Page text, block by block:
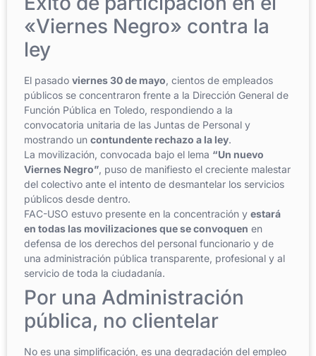
«Viernes Negro» contra la
ley
El pasado viernes 30 de mayo, cientos de empleados
públicos se concentraron frente a la Dirección General de
Función Pública en Toledo, respondiendo a la
convocatoria unitaria de las Juntas de Personal y
mostrando un contundente rechazo a la ley.
La movilización, convocada bajo el lema “Un nuevo
Viernes Negro”, puso de manifiesto el creciente malestar
del colectivo ante el intento de desmantelar los servicios
públicos desde dentro.
FAC-USO estuvo presente en la concentración y estará
en todas las movilizaciones que se convoquen en
defensa de los derechos del personal funcionario y de
una administración pública transparente, profesional y al
servicio de toda la ciudadanía.
Por una Administración
pública, no clientelar
No es una simplificación, es una degradación del empleo